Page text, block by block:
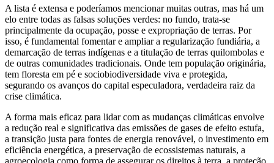
A lista é extensa e poderíamos mencionar muitas outras, mas há um
elo entre todas as falsas soluções verdes: no fundo, trata-se
principalmente da ocupação, posse e expropriação de terras. Por
isso, é fundamental fomentar e ampliar a regularização fundiária, a
demarcação de terras indígenas e a titulação de terras quilombolas e
de outras comunidades tradicionais. Onde tem população originária,
tem floresta em pé e sociobiodiversidade viva e protegida,
segurando os avanços do capital especuladora, verdadeira raiz da
crise climática.
A forma mais eficaz para lidar com as mudanças climáticas envolve
a redução real e significativa das emissões de gases de efeito estufa,
a transição justa para fontes de energia renovável, o investimento em
eficiência energética, a preservação de ecossistemas naturais, a